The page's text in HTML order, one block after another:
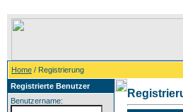
Home / Registrierung
Registrierte Benutzer
Benutzername: